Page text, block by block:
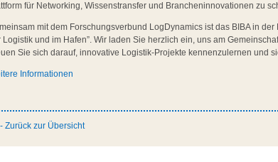
für Networking, Wissenstransfer und Brancheninnovationen zu
mit dem Forschungsverbund LogDynamics ist das BIBA in
Logistik und im Hafen”. Wir laden Sie herzlich ein, uns am
Sie sich darauf, innovative Logistik-Projekte kennenzulernen und
Informationen
Zurück zur Übersicht